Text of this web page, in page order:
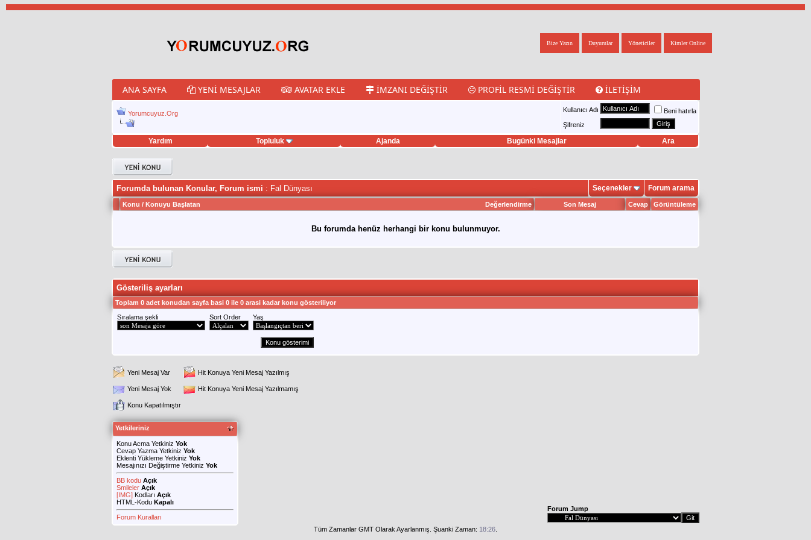
Kimler Online
Yöneticiler
Duyurular
Bize Yazın
ANA SAYFA YENI MESAJLAR AVATAR EKLE İMZANI DEĞIŞTIR PROFIL RESMI DEĞIŞTIR İLETIŞIM
Yorumcuyuz.Org Kullanıcı Adı
Beni hatırla
Şifreniz
Yardım Topluluk Ajanda Bugünki Mesajlar Ara
twitter retweet hilesi
Forumda bulunan Konular, Forum ismi : Fal Dünyası Seçenekler Forum arama
Değerlendirme
Konu / Konuyu Başlatan Son Mesaj Cevap Görüntüleme
Bu forumda henüz herhangi bir konu bulunmuyor.
Gösteriliş ayarları
Toplam 0 adet konudan sayfa basi 0 ile 0 arasi kadar konu gösteriliyor
Sıralama şekli
Sort Order Yaş
Yeni Mesaj Var Hit Konuya Yeni Mesaj Yazılmış
Yeni Mesaj Yok Hit Konuya Yeni Mesaj Yazılmamış
Konu Kapatılmıştır
Yetkileriniz
Konu Acma Yetkiniz Yok
Cevap Yazma Yetkiniz Yok
Eklenti Yükleme Yetkiniz Yok
Mesajınızı Değiştirme Yetkiniz Yok
BB kodu Açık
Smileler Açık
[IMG] Kodları Açık
HTML-Kodu Kapalı
Forum Kuralları
Forum Jump
Tüm Zamanlar GMT Olarak Ayarlanmış. Şuanki Zaman: 18:26